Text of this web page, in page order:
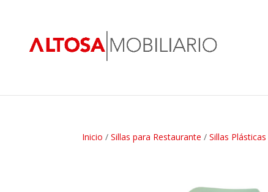
Inicio /Sillas para Restaurante /Sillas Plásticas